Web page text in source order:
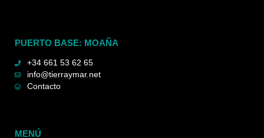
PUERTO BASE: MOAÑA
+34 661 53 62 65
info@tierraymar.net
Contacto
MENÚ